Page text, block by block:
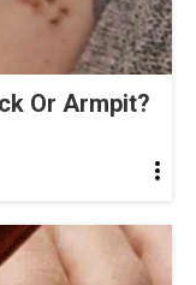
Or Armpit?